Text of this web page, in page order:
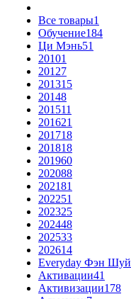
Все товары1
Обучение184
Ци Мэнь51
20101
20127
201315
20148
201511
201621
201718
201818
201960
202088
202181
202251
202325
202448
202533
202614
Everyday Фэн Шуй
Активации41
Активизации178